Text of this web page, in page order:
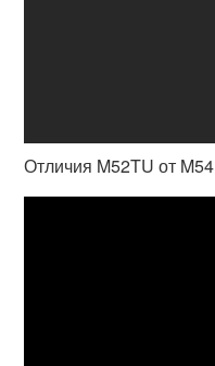
Отличия M52TU от